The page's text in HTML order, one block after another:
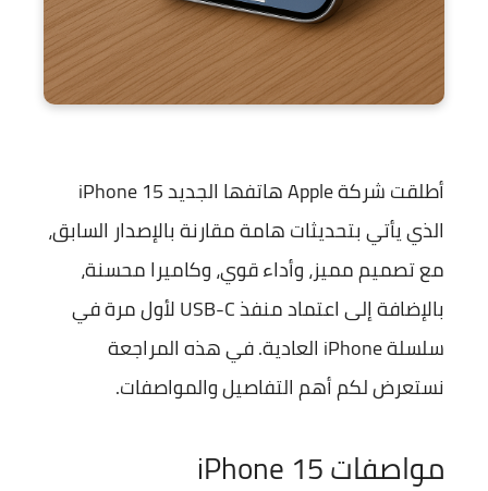
أطلقت شركةAppleهاتفها الجديدiPhone 15
الذي يأتي بتحديثات هامة مقارنة بالإصدار السابق،
مع تصميم مميز، وأداء قوي، وكاميرا محسنة،
بالإضافة إلى اعتماد منفذ USB-C لأول مرة في
سلسلة iPhone العادية. في هذه المراجعة
نستعرض لكم أهم التفاصيل والمواصفات.
مواصفات iPhone 15